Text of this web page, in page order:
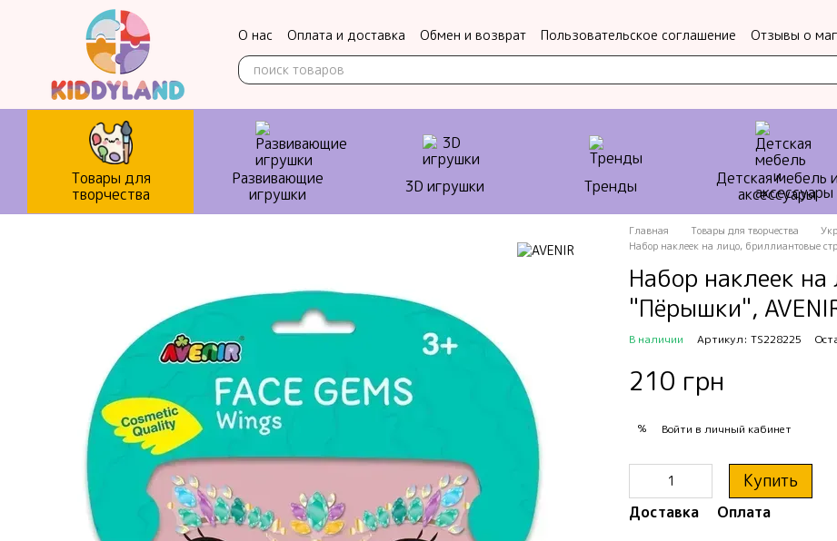
Перейти к основному контенту
О нас
Оплата и доставка Обмен и возврат Пользовательское соглашение
Отзывы о
Контактная информация
Товары для
творчества
Развивающие
игрушки
3D игрушки Тренды
Детская мебель и
аксессуары
Главная Товары для творчества
Набор наклеек на лицо, бриллиантовые
Набор наклеек
"Пёрышки",
В наличии Артикул: TS228225
210 грн
% Войти в личный кабинет
Купить
Доставка Оплата